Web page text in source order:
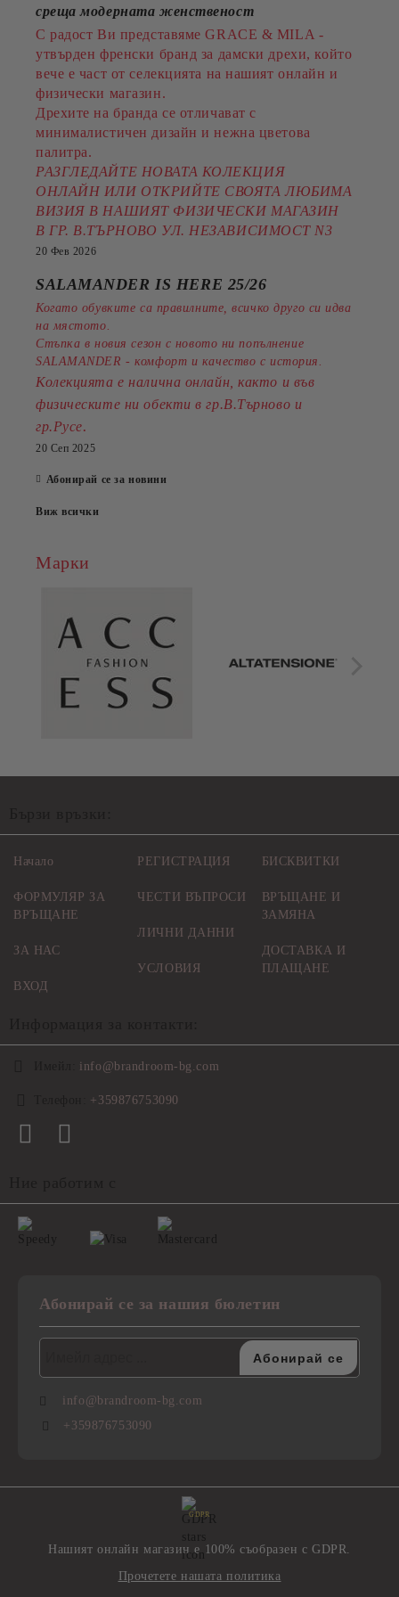
среща модерната женственост
С радост Ви представяме GRACE & MILA -
утвърден френски бранд за дамски дрехи, който
вече е част от селекцията на нашият онлайн и
физически магазин.
Дрехите на бранда се отличават с
минималистичен дизайн и нежна цветова
палитра.
РАЗГЛЕДАЙТЕ НОВАТА КОЛЕКЦИЯ
ОНЛАЙН ИЛИ ОТКРИЙТЕ СВОЯТА ЛЮБИМА
ВИЗИЯ В НАШИЯТ ФИЗИЧЕСКИ МАГАЗИН
В ГР. В.ТЪРНОВО УЛ. НЕЗАВИСИМОСТ N3
20 Фев 2026
SALAMANDER IS HERE 25/26
Когато обувките са правилните, всичко друго си идва
на мястото.
Стъпка в новия сезон с новото ни попълнение
SALAMANDER - комфорт и качество с история.
Колекцията е налична онлайн, както и във
физическите ни обекти в гр.В.Търново и
гр.Русе.
20 Сеп 2025
Абонирай се за новини
Виж всички
Марки
Начало
ФОРМУЛЯР ЗА
ВРЪЩАНЕ
ЗА НАС
ВХОД
РЕГИСТРАЦИЯ
ЧЕСТИ ВЪПРОСИ
ЛИЧНИ ДАННИ
УСЛОВИЯ
БИСКВИТКИ
ВРЪЩАНЕ И
ЗАМЯНА
ДОСТАВКА И
ПЛАЩАНЕ
info@brandroom-bg.com
+359876753090
Абонирай се за нашия бюлетин
info@brandroom-bg.com
+359876753090
GDPR
Нашият онлайн магазин е 100% съобразен с GDPR.
Прочетете нашата политика